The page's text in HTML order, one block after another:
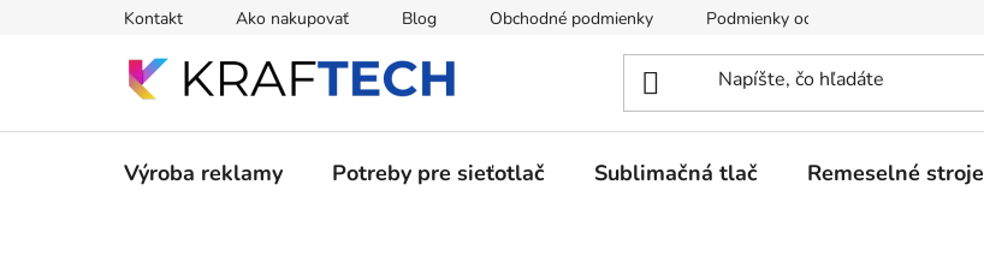
Kontakt Ako nakupovať Blog Obchodné podmienky Podmienky ochrany osobných údajov
Výroba reklamy Potreby pre sieťotlač Sublimačná tlač Remeselné stroje